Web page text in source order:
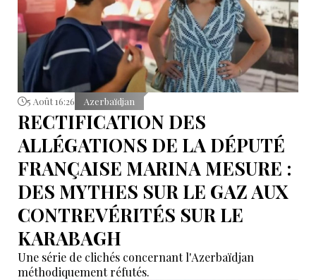
5 Août 16:26 Azerbaïdjan
RECTIFICATION DES
ALLÉGATIONS DE LA DÉPUTÉ
FRANÇAISE MARINA MESURE :
DES MYTHES SUR LE GAZ AUX
CONTREVÉRITÉS SUR LE
KARABAGH
Une série de clichés concernant l'Azerbaïdjan
méthodiquement réfutés.